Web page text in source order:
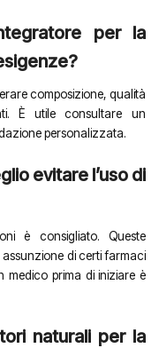
per la
composizione, qualità
È utile consultare un
personalizzata.
evitare l’uso di
è consigliato. Queste
di certi farmaci
medico prima di iniziare è
naturali per la